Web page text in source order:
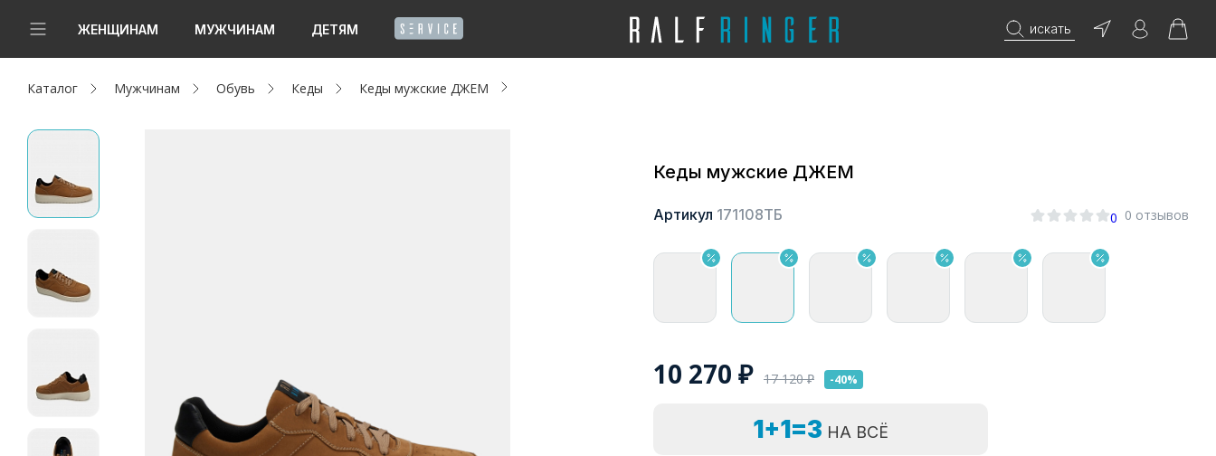
ЖЕНЩИНАМ МУЖЧИНАМ ДЕТЯМ искать
Новинки
Женщинам
Мужчинам
Капсула
Адреса магазинов
Каталог Мужчинам Обувь Кеды Кеды мужские ДЖЕМ
Кеды мужские ДЖЕМ
Артикул 171108ТБ 0 0 отзывов
10 270 ₽ 17 120₽ -40%
1+1=3 НА ВСЁ